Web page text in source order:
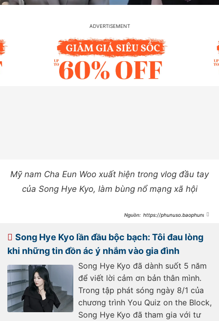
Mỹ nam Cha Eun Woo xuất hiện trong vlog đầu tay
của Song Hye Kyo, làm bùng nổ mạng xã hội
https://phunuso.baophunuth
dung-vo-con-ben-doc-than-buoc-
ngoat-bat-ngo-
193250111170010063.htm
Song Hye Kyo lần đầu bộc bạch: Tôi đau lòng
khi những tin đồn ác ý nhắm vào gia đình
Song Hye Kyo đã dành suốt 5 năm
để viết lời cảm ơn bản thân mình.
Trong tập phát sóng ngày 8/1 của
chương trình You Quiz on the Block,
Song Hye Kyo đã tham gia với tư